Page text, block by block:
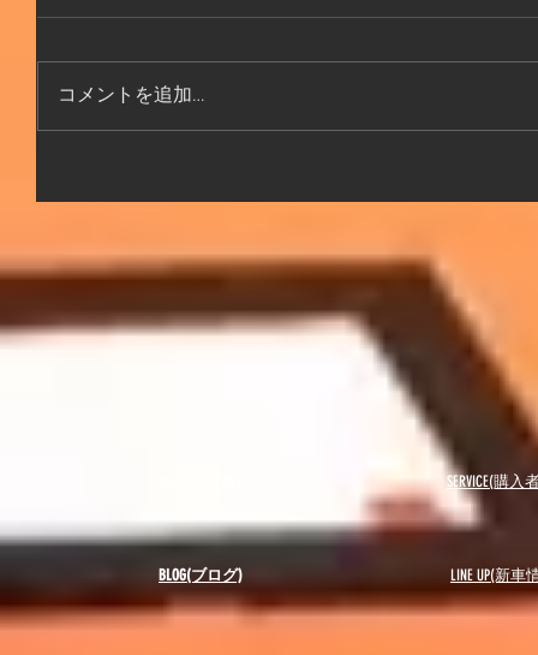
コメントを追加…
SERVICE(購
BLOG(ブログ) LINE UP(新車